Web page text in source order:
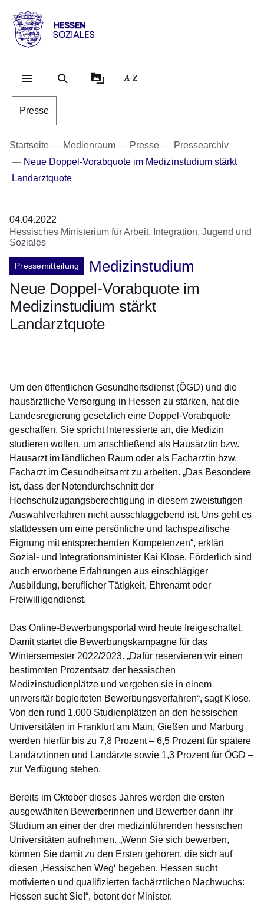
Hessen
Sozial
A-Z
Presse
Startseite Medienraum Presse
Pressearchiv
Neue Doppel-Vorabquote im Medizinstudium stärkt
Landarztquote
04.04.2022
Hessisches Ministerium für Arbeit, Integration, Jugend und
Soziales
Pressemitteilung
Medizinstudium
Neue Doppel-Vorabquote im
Medizinstudium stärkt
Landarztquote
Um den öffentlichen Gesundheitsdienst (ÖGD) und die
hausärztliche Versorgung in Hessen zu stärken, hat die
Landesregierung gesetzlich eine Doppel-Vorabquote
geschaffen. Sie spricht Interessierte an, die Medizin
studieren wollen, um anschließend als Hausärztin bzw.
Hausarzt im ländlichen Raum oder als Fachärztin bzw.
Facharzt im Gesundheitsamt zu arbeiten. „Das Besondere
ist, dass der Notendurchschnitt der
Hochschulzugangsberechtigung in diesem zweistufigen
Auswahlverfahren nicht ausschlaggebend ist. Uns geht es
stattdessen um eine persönliche und fachspezifische
Eignung mit entsprechenden Kompetenzen“, erklärt
Sozial- und Integrationsminister Kai Klose. Förderlich sind
auch erworbene Erfahrungen aus einschlägiger
Ausbildung, beruflicher Tätigkeit, Ehrenamt oder
Freiwilligendienst.
Das Online-Bewerbungsportal wird heute freigeschaltet.
Damit startet die Bewerbungskampagne für das
Wintersemester 2022/2023. „Dafür reservieren wir einen
bestimmten Prozentsatz der hessischen
Medizinstudienplätze und vergeben sie in einem
universitär begleiteten Bewerbungsverfahren“, sagt Klose.
Von den rund 1.000 Studienplätzen an den hessischen
Universitäten in Frankfurt am Main, Gießen und Marburg
werden hierfür bis zu 7,8 Prozent – 6,5 Prozent für spätere
Landärztinnen und Landärzte sowie 1,3 Prozent für ÖGD –
zur Verfügung stehen.
Bereits im Oktober dieses Jahres werden die ersten
ausgewählten Bewerberinnen und Bewerber dann ihr
Studium an einer der drei medizinführenden hessischen
Universitäten aufnehmen. „Wenn Sie sich bewerben,
können Sie damit zu den Ersten gehören, die sich auf
diesen ‚Hessischen Weg‘ begeben. Hessen sucht
motivierten und qualifizierten fachärztlichen Nachwuchs:
Hessen sucht Sie!“, betont der Minister.